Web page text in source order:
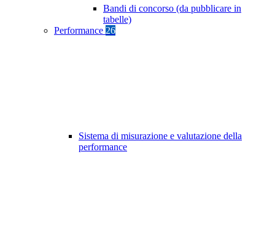
Bandi di concorso (da pubblicare in
tabelle)
Performance 26
Sistema di misurazione e valutazione della
performance